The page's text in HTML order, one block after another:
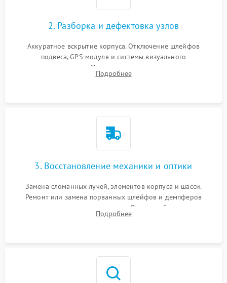
2. Разборка и дефектовка узлов
Аккуратное вскрытие корпуса. Отключение шлейфов
подвеса, GPS-модуля и системы визуального
позиционирования. Проверка полетного контроллера,
регуляторов оборотов (ESC) и бесколлекторных моторов на
Подробнее
3. Восстановление механики и оптики
Замена сломанных лучей, элементов корпуса и шасси.
Ремонт или замена порванных шлейфов и демпферов
трехосевого подвеса камеры. Очистка объектива,
восстановление механизма фокусировки. Установка новых
Подробнее